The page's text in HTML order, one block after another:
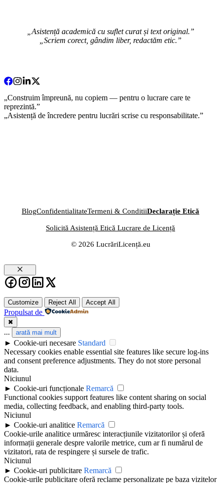
„Asistență academică cu suflet curat și text original.”
„Scriem corect, gândim liber, redactăm etic.”
„Construim împreună, nu copiem — pentru o lucrare care te
reprezintă.”
„Asistență de încredere pentru lucrări scrise cu responsabilitate.”
© 2026 LucrăriLicență.eu
BlogConfidentialitateTermeni & ConditiiDeclarație Etică
Solicită Asistență Etică Lucrare de Licență
Close
Customize Reject All Accept All
Propulsat de
✖
... arată mai mult
► Cookie-uri necesare Standard
Necessary cookies enable essential site features like secure log-ins
and consent preference adjustments. They do not store personal
data.
Niciunul
► Cookie-uri funcționale Remarcă
Functional cookies support features like content sharing on social
media, collecting feedback, and enabling third-party tools.
Niciunul
► Cookie-uri analitice Remarcă
Cookie-urile analitice urmăresc interacțiunile vizitatorilor și oferă
informații generale despre valorile metrice, cum ar fi numărul de
vizitatori, rata de respingere și sursele de trafic.
Niciunul
► Cookie-uri publicitare Remarcă
Cookie-urile publicitare oferă reclame personalizate pe baza vizitelor